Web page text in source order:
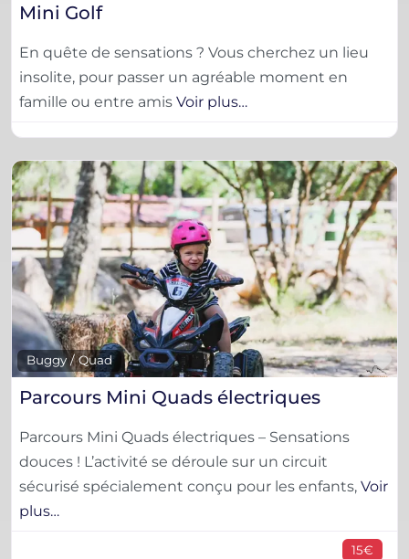
Mini Golf
En quête de sensations ? Vous cherchez un lieu
insolite, pour passer un agréable moment en
famille ou entre amis Voir plus…
Buggy / Quad
Parcours Mini Quads électriques
Parcours Mini Quads électriques – Sensations
douces ! L’activité se déroule sur un circuit
sécurisé spécialement conçu pour les enfants, Voir
plus…
15€